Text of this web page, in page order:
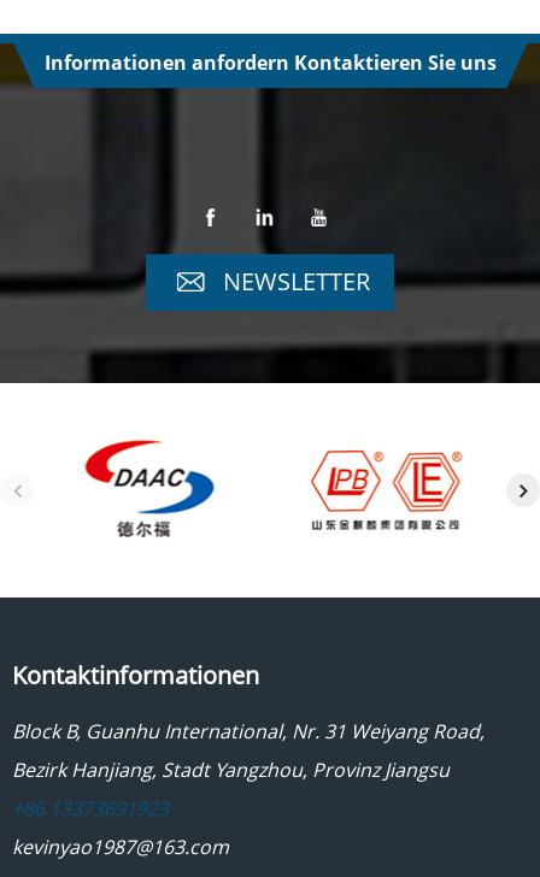
Informationen anfordern Kontaktieren Sie uns
NEWSLETTER
Kontaktinformationen
Block B, Guanhu International, Nr. 31 Weiyang Road,
Bezirk Hanjiang, Stadt Yangzhou, Provinz Jiangsu
+86 13373691923
kevinyao1987@163.com